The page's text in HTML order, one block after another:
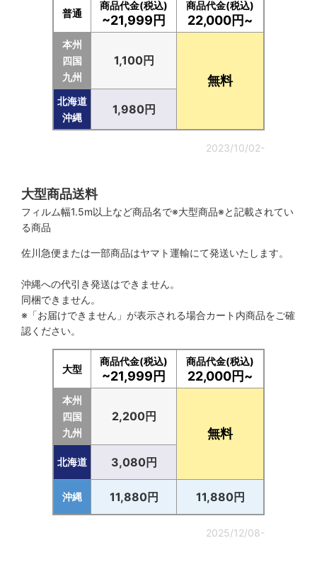
普通
商品代金(税込)
~21,999円
商品代金(税込)
22,000円~
本州
四国
九州
1,100円
無料
北海道
沖縄
1,980円
2023/10/02-
大型商品送料
フィルム幅1.5m以上など商品名で※大型商品※と記載されてい
る商品
佐川急便または一部商品はヤマト運輸にて発送いたします。
沖縄への代引き発送はできません。
同梱できません。
※「お届けできません」が表示される場合カート内商品をご確
認ください。
大型
商品代金(税込)
~21,999円
商品代金(税込)
22,000円~
本州
四国
九州
2,200円
無料
北海道 3,080円
沖縄 11,880円 11,880円
2025/12/08-